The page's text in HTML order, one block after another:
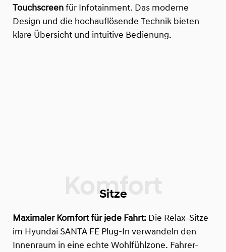
Touchscreen für Infotainment. Das moderne
Design und die hochauflösende Technik bieten
klare Übersicht und intuitive Bedienung.
Sitze
Maximaler Komfort für jede Fahrt: Die Relax-Sitze
im Hyundai SANTA FE Plug-In verwandeln den
Innenraum in eine echte Wohlfühlzone. Fahrer-